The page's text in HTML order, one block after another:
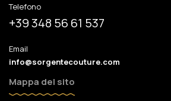
Telefono
+39 348 56 61 537
Email
info@sorgentecouture.com
Mappa del sito